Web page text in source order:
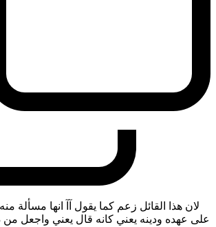
لان هذا القائل زعم كما يقول آآ انها مسألة
على عهده ودينه يعني كانه قال يعني واجعل